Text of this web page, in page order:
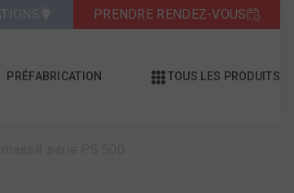
PRÉFABRICATION TOUS LES PRODUITS
PRENDRE RENDEZ-VOUS